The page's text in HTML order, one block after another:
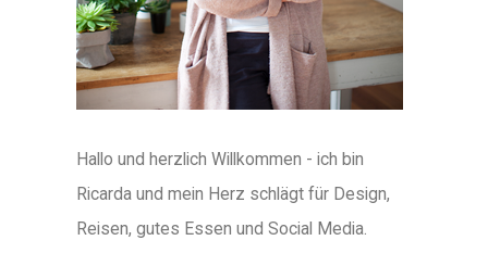
Hallo und herzlich Willkommen - ich bin
Ricarda und mein Herz schlägt für Design,
Reisen, gutes Essen und Social Media.